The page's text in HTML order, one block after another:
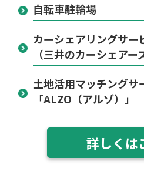
自転車駐輪場
カーシェアリングサー
（三井のカーシェアー
土地活用マッチングサ
「ALZO（アルゾ）」
詳しくは